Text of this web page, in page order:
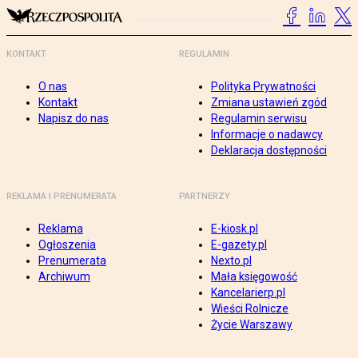
KONTAKT
O nas
Kontakt
Napisz do nas
REGULAMIN
Polityka Prywatności
Zmiana ustawień zgód
Regulamin serwisu
Informacje o nadawcy
Deklaracja dostępności
REKLAMA I PRENUMERATA
Reklama
Ogłoszenia
Prenumerata
Archiwum
PARTNERZY
E-kiosk.pl
E-gazety.pl
Nexto.pl
Mała księgowość
Kancelarierp.pl
Wieści Rolnicze
Życie Warszawy